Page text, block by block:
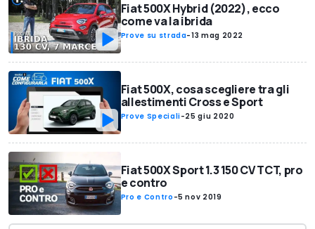
Fiat 500X Hybrid (2022), ecco
come va la ibrida
Prove su strada-13 mag 2022
Fiat 500X, cosa scegliere tra gli
allestimenti Cross e Sport
Prove Speciali-25 giu 2020
Fiat 500X Sport 1.3 150 CV TCT, pro
e contro
Pro e Contro -5 nov 2019